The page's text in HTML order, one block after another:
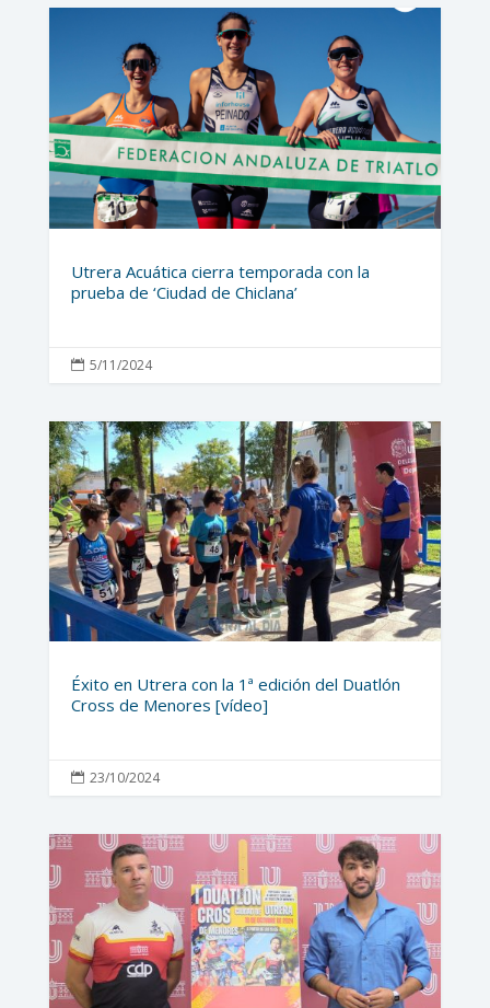
Utrera Acuática cierra temporada con la
prueba de ‘Ciudad de Chiclana’
 5/11/2024
Éxito en Utrera con la 1ª edición del Duatlón
Cross de Menores [vídeo]
 23/10/2024